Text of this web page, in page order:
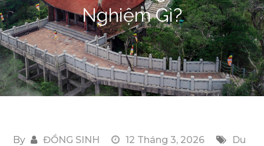
Nghiệm Gì?
By ĐỒNG SINH 12 Tháng 3, 2026
Du